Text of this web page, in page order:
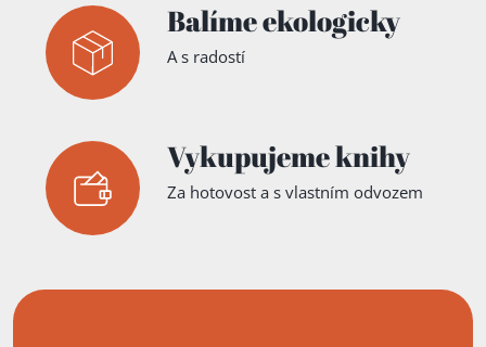
Balíme ekologicky
A s radostí
Vykupujeme knihy
Za hotovost a s vlastním odvozem